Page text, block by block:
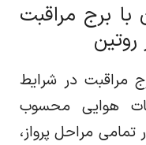
با برج مراقبت
مراقبت در شرایط
هوایی محسوب
مراحل پرواز،